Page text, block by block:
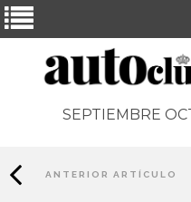
SEPTIEMBRE
ANTERIOR ARTÍCULO